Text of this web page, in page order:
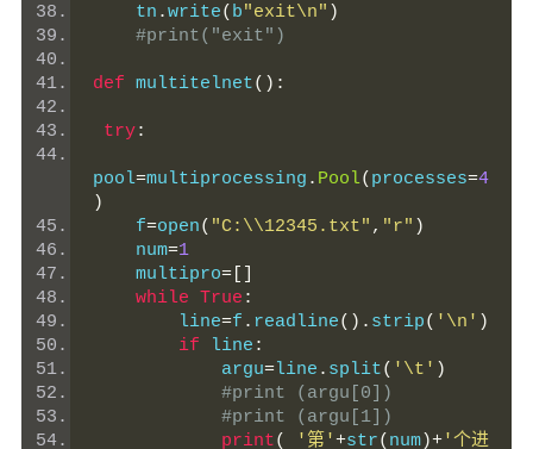
    tn
.write( b"exit\n" )
#print("exit")
def multitelnet():
try:
pool=multiprocessing . Pool( processes=4
)
    f
=open( "C:\\12345.txt" , "r" )
    num
=1
    multipro
=[]
while True :
        line
=f . readline(). strip( '\n' )
if line :
            argu
=line . split( '\t' )
#print (argu[0])
#print (argu[1])
print( '第'+str( num)+'个进